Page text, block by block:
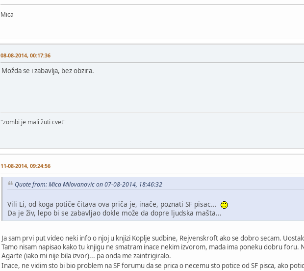
Mica
08-08-2014, 00:17:36
Možda se i zabavlja, bez obzira.
"zombi je mali žuti cvet"
11-08-2014, 09:24:56
Quote from: Mica Milovanovic on 07-08-2014, 18:46:32
Vili Li, od koga potiče čitava ova priča je, inače, poznati SF pisac...
Da je živ, lepo bi se zabavljao dokle može da dopre ljudska mašta...
Ja sam prvi put video neki info o njoj u knjizi Koplje sudbine, Rejvenskroft ako se dobro secam.
Tamo nisam napisao kako tu knjigu ne smatram inace nekim izvorom, mada ima poneku dobru
Agarte (iako mi nije bila izvor)... pa onda me zaintrigiralo.
Inace, ne vidim sto bi bio problem na SF forumu da se prica o necemu sto potice od SF pisca, ako